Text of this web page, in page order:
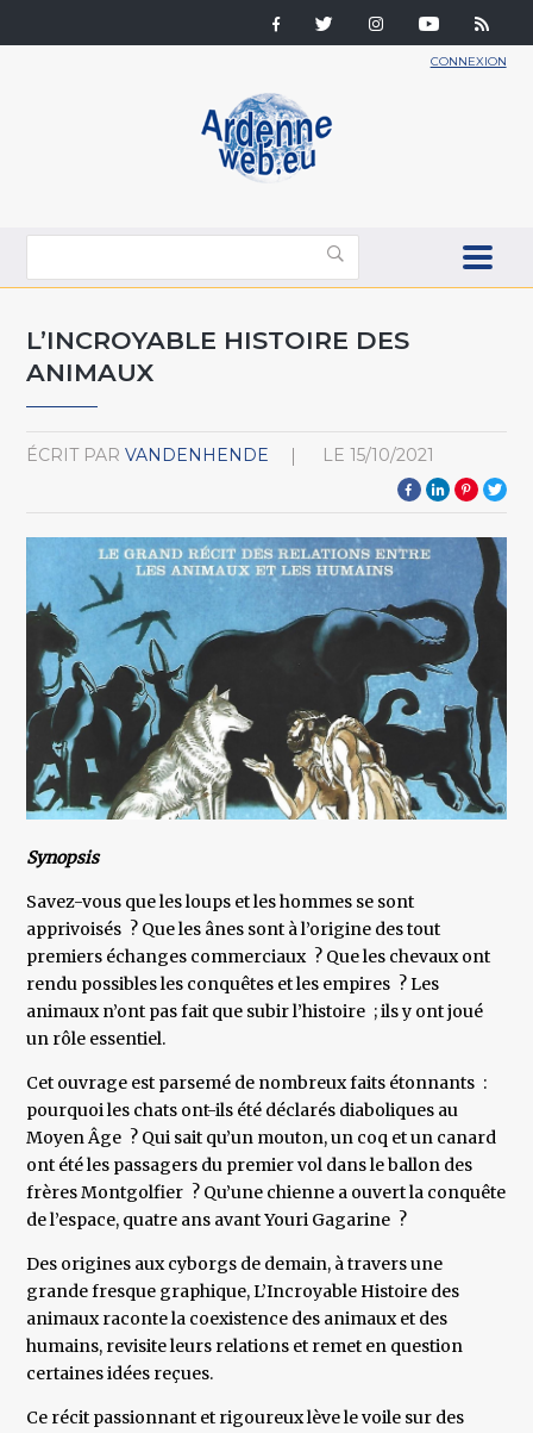
CONNEXION
L’INCROYABLE HISTOIRE DES
ANIMAUX
ÉCRIT PAR VANDENHENDE LE 15/10/2021
Synopsis
Savez-vous que les loups et les hommes se sont
apprivoisés ? Que les ânes sont à l’origine des tout
premiers échanges commerciaux ? Que les chevaux ont
rendu possibles les conquêtes et les empires ? Les
animaux n’ont pas fait que subir l’histoire ; ils y ont joué
un rôle essentiel.
Cet ouvrage est parsemé de nombreux faits étonnants :
pourquoi les chats ont-ils été déclarés diaboliques au
Moyen Âge ? Qui sait qu’un mouton, un coq et un canard
ont été les passagers du premier vol dans le ballon des
frères Montgolfier ? Qu’une chienne a ouvert la conquête
de l’espace, quatre ans avant Youri Gagarine ?
Des origines aux cyborgs de demain, à travers une
grande fresque graphique, L’Incroyable Histoire des
animaux raconte la coexistence des animaux et des
humains, revisite leurs relations et remet en question
certaines idées reçues.
Ce récit passionnant et rigoureux lève le voile sur des